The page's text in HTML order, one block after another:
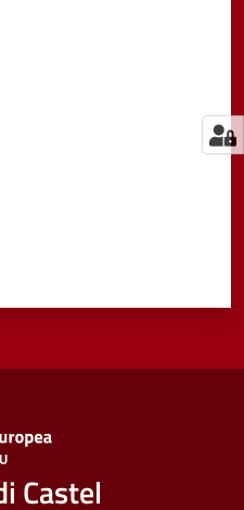
Castel